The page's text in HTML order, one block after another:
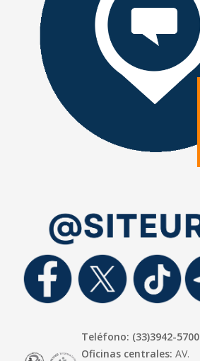
Teléfono: (33)3942-5700
Oficinas centrales: AV.